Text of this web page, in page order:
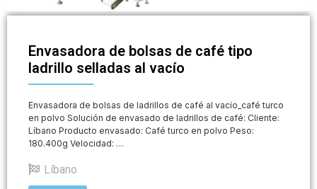
Envasadora de bolsas de café tipo
ladrillo selladas al vacío
Envasadora de bolsas de ladrillos de café al vacío_café turco
en polvo Solución de envasado de ladrillos de café: Cliente:
Líbano Producto envasado: Café turco en polvo Peso:
180.400g Velocidad: …
Líbano